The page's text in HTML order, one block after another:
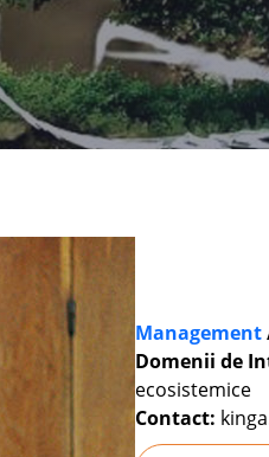
Management
Domenii de
ecosistemice
Contact: